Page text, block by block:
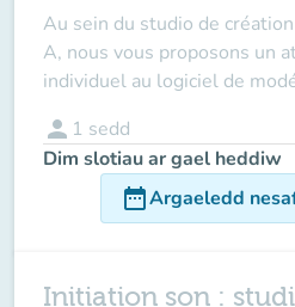
Au sein du studio de
A, nous vous proposons un
individuel au logiciel de
person 1 sedd
Dim slotiau ar gael heddiw
date_rangeArgaeledd
Initiation son :